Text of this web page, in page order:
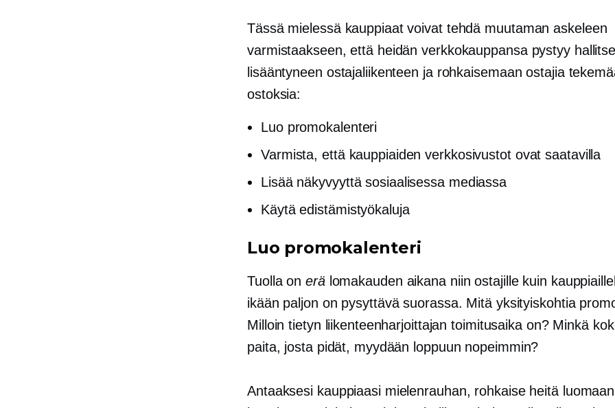
Tässä mielessä kauppiaat voivat tehdä muutaman askeleen
varmistaakseen, että heidän verkkokauppansa pystyy
lisääntyneen ostajaliikenteen ja rohkaisemaan ostajia
ostoksia:
Luo promokalenteri
Varmista, että kauppiaiden verkkosivustot ovat saatavilla
Lisää näkyvyyttä sosiaalisessa mediassa
Käytä edistämistyökaluja
Luo promokalenteri
Tuolla on erälomakauden aikana niin ostajille kuin
ikään paljon on pysyttävä suorassa. Mitä yksityiskohtia
Milloin tietyn liikenteenharjoittajan toimitusaika on? Minkä
paita, josta pidät, myydään loppuun nopeimmin?
Antaaksesi kauppiaasi mielenrauhan, rohkaise heitä luomaan